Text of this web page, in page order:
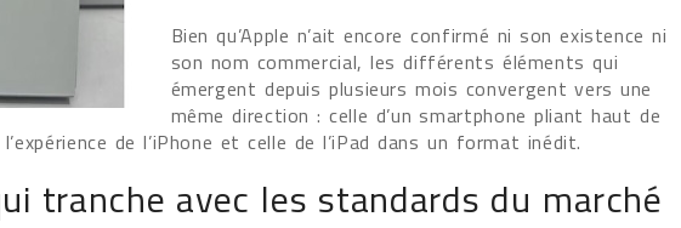
Bien qu’Apple n’ait encore confirmé ni son existence ni
son nom commercial, les différents éléments qui
émergent depuis plusieurs mois convergent vers une
même direction : celle d’un smartphone pliant haut de
de l’iPhone et celle de l’iPad dans un format inédit.
tranche avec les standards du marché